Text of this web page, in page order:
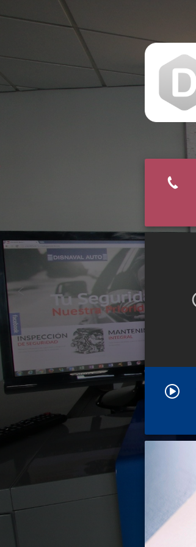
DISNAVAL AUTO